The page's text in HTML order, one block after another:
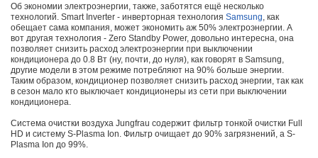
Об экономии электроэнергии, также, заботятся ещё несколько
технологий. Smart Inverter - инверторная технология Samsung, как
обещает сама компания, может экономить аж 50% электроэнергии. А
вот другая технология - Zero Standby Power, довольно интересна, она
позволяет снизить расход электроэнергии при выключении
кондиционера до 0.8 Вт (ну, почти, до нуля), как говорят в Samsung,
другие модели в этом режиме потребляют на 90% больше энергии.
Таким образом, кондиционер позволяет снизить расход энергии, так как
в сезон мало кто выключает кондиционеры из сети при выключении
кондиционера.
Система очистки воздуха Jungfrau содержит фильтр тонкой очистки Full
HD и систему S-Plasma Ion. Фильтр очищает до 90% загрязнений, а S-
Plasma Ion до 99%.